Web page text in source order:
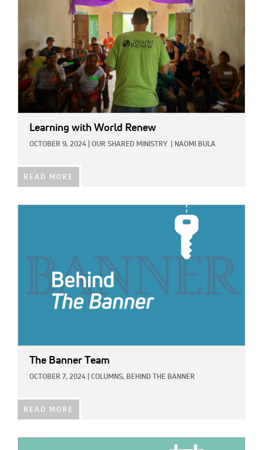
Learning with World Renew
OCTOBER 9, 2024 OUR SHARED MINISTRY NAOMI BULA
READ MORE
The Banner Team
OCTOBER 7, 2024 COLUMNS, BEHIND THE BANNER
READ MORE